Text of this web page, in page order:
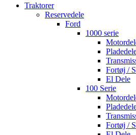
Traktorer
Reservedele
Ford
1000 serie
Fortøj /
El Dele
100 Serie
Fortøj /